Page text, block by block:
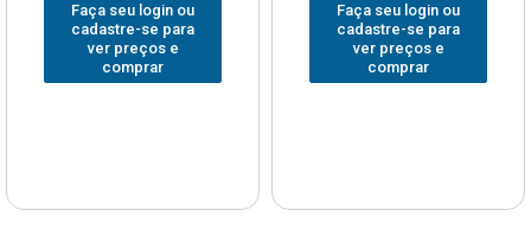
Faça seu login ou
cadastre-se para
ver preços e
comprar
Faça seu login ou
cadastre-se para
ver preços e
comprar